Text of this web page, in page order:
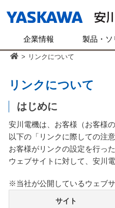
企業情報 製品・ソ
> リンクについて
リンクについて
はじめに
安川電機は、お客様（お客様
以下の「リンクに際しての注
お客様がリンクの設定を行っ
ウェブサイトに対して、安川
※当社が公開しているウェブ
サイト